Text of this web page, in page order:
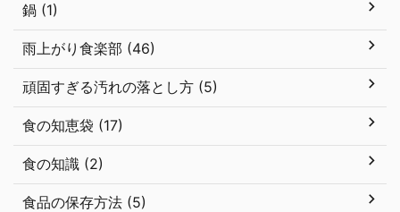
鍋 (1)
雨上がり食楽部 (46)
頑固すぎる汚れの落とし方 (5)
食の知恵袋 (17)
食の知識 (2)
食品の保存方法 (5)